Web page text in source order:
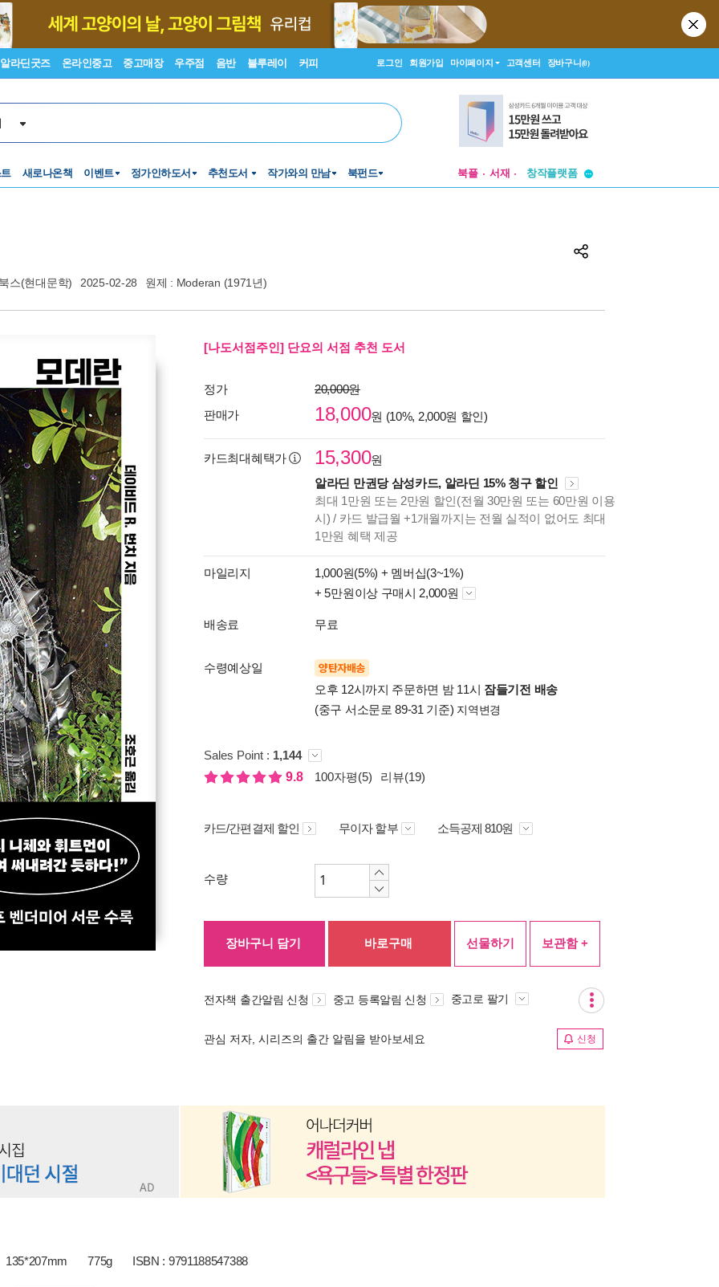
알라딘굿즈 온라인중고 중고매장 우주점 음반 블루레이 커피 로그인 회원가입 마이페이지 고객센터 장바구니(0)
새로나온책 이벤트 정가인하도서 추천도서 작가와의 만남 북펀드 북플 서재
창작플랫폼
스(현대문학) 2025-02-28 원제 : Moderan (1971년)
[나도서점주인] 단요의 서점 추천 도서
정가
20,000원
판매가
18,000원 (10%, 2,000원 할인)
카드최대혜택가 15,300원
알라딘 만권당 삼성카드, 알라딘 15% 청구 할인
최대 1만원 또는 2만원 할인(전월 30만원 또는 60만원 이용
시) / 카드 발급월 +1개월까지는 전월 실적이 없어도 최대
1만원 혜택 제공
마일리지 1,000원(5%) + 멤버십(3~1%)
+ 5만원이상 구매시 2,000원
배송료 무료
수령예상일 양탄자배송
오후 12시까지 주문하면 밤 11시 잠들기전 배송
(중구 서소문로 89-31 기준) 지역변경
Sales Point : 1,144
9.8
100자평(5) 리뷰(19)
카드/간편결제 할인 무이자 할부 소득공제 810원
수량
장바구니 담기 바로구매 선물하기 보관함 +
전자책 출간알림 신청 중고 등록알림 신청 중고로 팔기
관심 저자, 시리즈의 출간 알림을 받아보세요 신청
135*207mm 775g ISBN : 9791188547388